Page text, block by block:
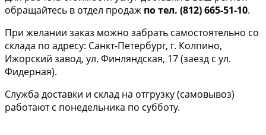
обращайтесь в отдел продаж по тел. (812) 665-51-10.
При желании заказ можно забрать самостоятельно со
склада по адресу: Санкт-Петербург, г. Колпино,
Ижорский завод, ул. Финляндская, 17 (заезд с ул.
Фидерная).
Служба доставки и склад на отгрузку (самовывоз)
работают с понедельника по субботу.